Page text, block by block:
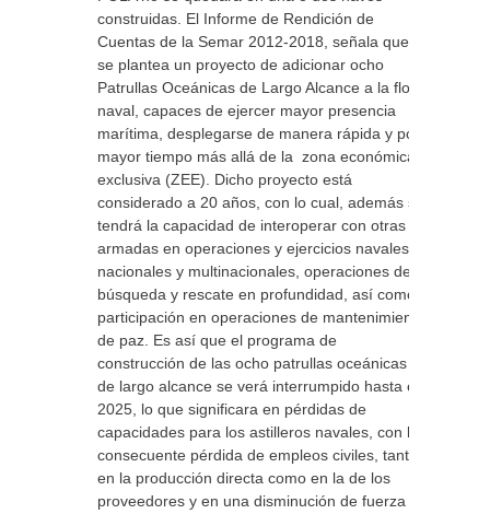
construidas. El Informe de Rendición de
Cuentas de la Semar 2012-2018, señala que
se plantea un proyecto de adicionar ocho
Patrullas Oceánicas de Largo Alcance a la flota
naval, capaces de ejercer mayor presencia
marítima, desplegarse de manera rápida y por
mayor tiempo más allá de la zona económica
exclusiva (ZEE). Dicho proyecto está
considerado a 20 años, con lo cual, además se
tendrá la capacidad de interoperar con otras
armadas en operaciones y ejercicios navales
nacionales y multinacionales, operaciones de
búsqueda y rescate en profundidad, así como
participación en operaciones de mantenimiento
de paz. Es así que el programa de
construcción de las ocho patrullas oceánicas
de largo alcance se verá interrumpido hasta el
2025, lo que significara en pérdidas de
capacidades para los astilleros navales, con la
consecuente pérdida de empleos civiles, tanto
en la producción directa como en la de los
proveedores y en una disminución de fuerza